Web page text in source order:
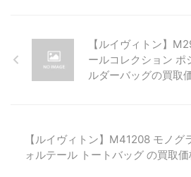
【ルイヴィトン】
ールコレクション ポ
ルダーバッグの買取
【ルイヴィトン】M41208 モノグ
ォルテール トートバッグ の買取価